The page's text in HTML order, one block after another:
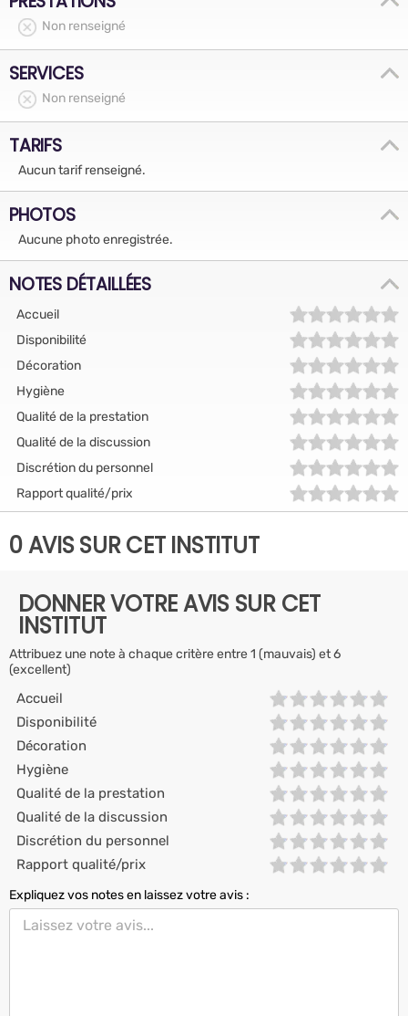
Non renseigné
SERVICES
Non renseigné
TARIFS
Aucun tarif renseigné.
PHOTOS
Aucune photo enregistrée.
NOTES DÉTAILLÉES
Accueil
Disponibilité
Décoration
Hygiène
Qualité de la prestation
Qualité de la discussion
Discrétion du personnel
Rapport qualité/prix
0 AVIS SUR CET INSTITUT
DONNER VOTRE AVIS SUR CET
INSTITUT
Attribuez une note à chaque critère entre 1 (mauvais) et 6
(excellent)
Accueil
Disponibilité
Décoration
Hygiène
Qualité de la prestation
Qualité de la discussion
Discrétion du personnel
Rapport qualité/prix
Expliquez vos notes en laissez votre avis :